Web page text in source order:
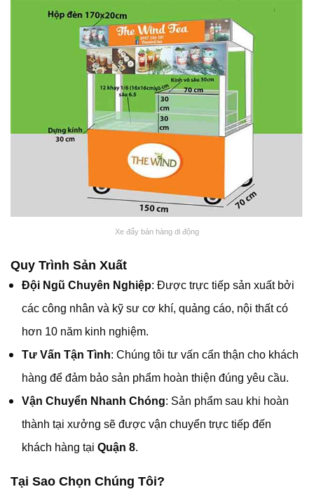
Xe đẩy bán hàng di động
Quy Trình Sản Xuất
Đội Ngũ Chuyên Nghiệp: Được trực tiếp sản xuất bởi
các công nhân và kỹ sư cơ khí, quảng cáo, nội thất có
hơn 10 năm kinh nghiệm.
Tư Vấn Tận Tình: Chúng tôi tư vấn cẩn thận cho khách
hàng để đảm bảo sản phẩm hoàn thiện đúng yêu cầu.
Vận Chuyển Nhanh Chóng: Sản phẩm sau khi hoàn
thành tại xưởng sẽ được vận chuyển trực tiếp đến
khách hàng tại Quận 8.
Tại Sao Chọn Chúng Tôi?